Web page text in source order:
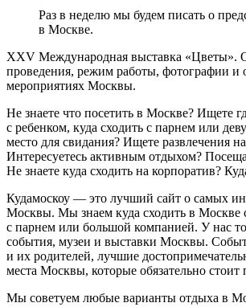
Раз в неделю мы будем писать о
в Москве.
XXV Международная выставка «Цветы».
проведения, режим работы, фотографии и
мероприятиях Москвы.
Не знаете что посетить в Москве? Ищете
с ребенком, куда сходить с парнем или
место для свидания? Ищете развлечения
Интересуетесь активным отдыхом?
Не знаете куда сходить на корпоратив?
Кудамоскоу — это лучший сайт о самых
Москвы. Мы знаем куда сходить в Москве
с парнем или большой компанией. У нас
события, музеи и выставки Москвы.
и их родителей, лучшие
места Москвы, которые обязательно стоит
Мы советуем любые варианты отдыха в